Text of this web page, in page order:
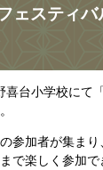
ェスティ
喜台小学校にて
参加者が集ま
で楽しく参加